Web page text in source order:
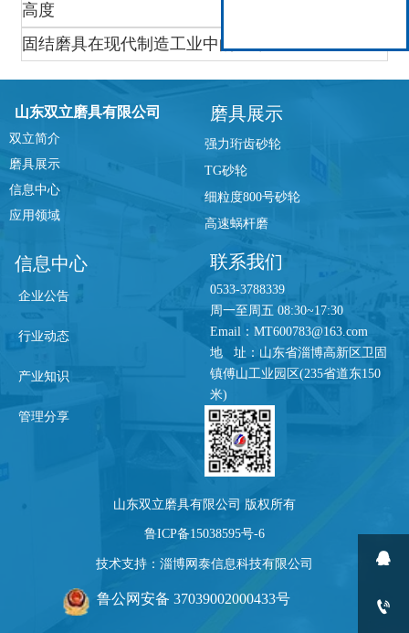
高度
固结磨具在现代制造工业中的应用
山东双立磨具有限公司
双立简介
磨具展示
信息中心
应用领域
磨具展示
强力珩齿砂轮
TG砂轮
细粒度800号砂轮
高速蜗杆磨
信息中心
企业公告
行业动态
产业知识
管理分享
联系我们
0533-3788339
周一至周五 08:30~17:30
Email：MT600783@163.com
地 址：山东省淄博高新区卫固
镇傅山工业园区(235省道东150
米)
山东双立磨具有限公司 版权所有
鲁ICP备15038595号-6
技术支持：淄博网泰信息科技有限公司
鲁公网安备 37039002000433号

